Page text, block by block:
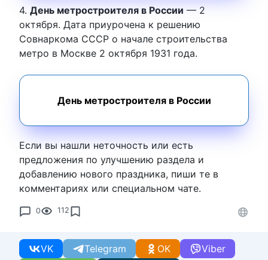
4. День метростроителя в России — 2
октября. Дата приурочена к решению
Совнаркома СССР о начале строительства
метро в Москве 2 октября 1931 года.
День метростроителя в России
Если вы нашли неточность или есть
предложения по улучшению раздела и
добавлению нового праздника, пиши те в
комментариях или специальном чате.
0 112
VK Telegram Viber
OK